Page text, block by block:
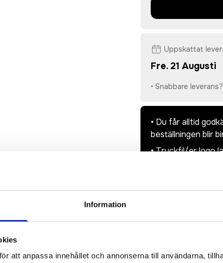
Information
att anpassa innehållet och annonserna till användarna,
Uppskattat
Fre. 21 Augusti
• Snabbare
• Du får alltid
beställningen blir
• Tryckfil/er logo
och Clarino i innerhanden för extra slitstyrka